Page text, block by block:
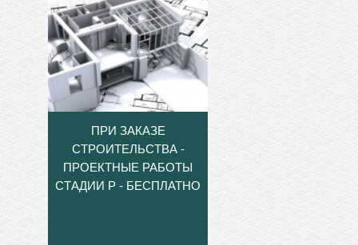
ПРИ ЗАКАЗЕ
СТРОИТЕЛЬСТВА -
ПРОЕКТНЫЕ РАБОТЫ
СТАДИИ Р - БЕСПЛАТНО